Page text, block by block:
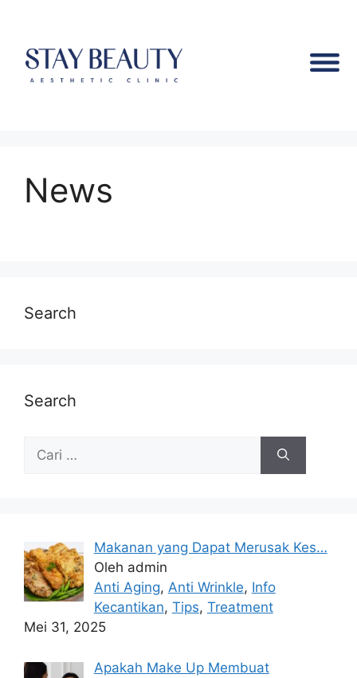
News
Search
Search
Makanan yang Dapat Merusak Kes…
Oleh admin
Anti Aging, Anti Wrinkle, Info
Kecantikan, Tips, Treatment
Mei 31, 2025
Apakah Make Up Membuat